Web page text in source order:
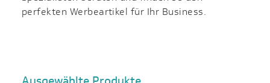
perfekten Werbeartikel für Ihr Business.